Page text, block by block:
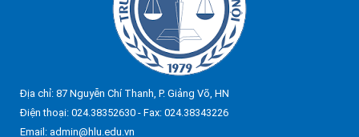
Địa chỉ: 87 Nguyễn Chí Thanh, P. Giảng Võ, HN
Điện thoại: 024.38352630 - Fax: 024.38343226
Email: admin@hlu.edu.vn